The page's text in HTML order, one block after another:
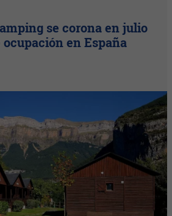
se corona en julio
ocupación en España